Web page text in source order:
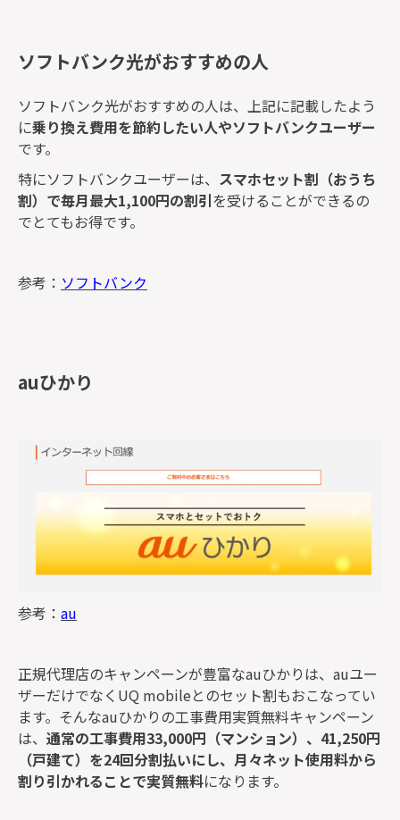
ソフトバンク光がおすすめの人
ソフトバンク光がおすすめの人は、上記に記載したよう
に乗り換え費用を節約したい人やソフトバンクユーザー
です。
特にソフトバンクユーザーは、 スマホセット割（おうち
割）で毎月最大1,100円の割引を受けることができるの
でとてもお得です。
参考： ソフトバンク
auひかり
参考： au
正規代理店のキャンペーンが豊富なauひかりは、auユー
ザーだけでなくUQ mobileとのセット割もおこなってい
ます。そんなauひかりの工事費用実質無料キャンペーン
は、 通常の工事費用33,000円（マンション）、41,250円
（戸建て）を24回分割払いにし、月々ネット使用料から
割り引かれることで実質無料になります。